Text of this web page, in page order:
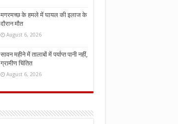
मगरमच्छ के हमले में घायल की इलाज के
दौरान मौत
August 6, 2026
सावन महीने में तालाबों में पर्याप्त पानी नहीं,
ग्रामीण चिंतित
August 6, 2026